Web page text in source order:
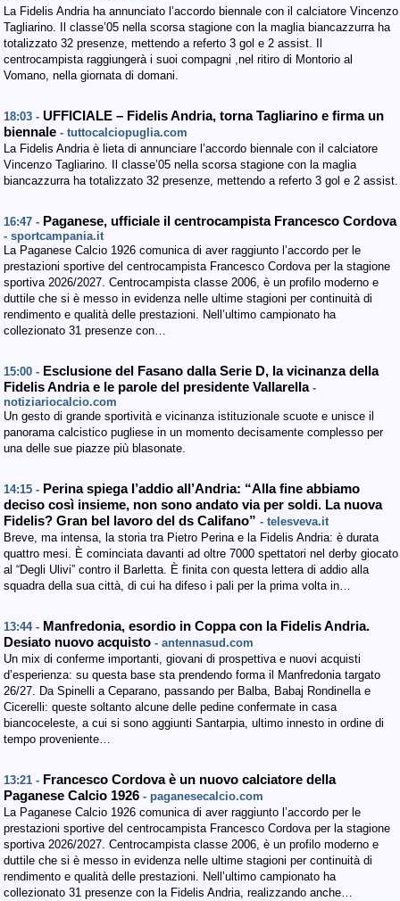
La Fidelis Andria ha annunciato l’accordo biennale con il calciatore Vincenzo
Tagliarino. Il classe’05 nella scorsa stagione con la maglia biancazzurra ha
totalizzato 32 presenze, mettendo a referto 3 gol e 2 assist. Il
centrocampista raggiungerà i suoi compagni ,nel ritiro di Montorio al
Vomano, nella giornata di domani.
18:03 - UFFICIALE – Fidelis Andria, torna Tagliarino e firma un
biennale - tuttocalciopuglia.com
La Fidelis Andria è lieta di annunciare l’accordo biennale con il calciatore
Vincenzo Tagliarino. Il classe’05 nella scorsa stagione con la maglia
biancazzurra ha totalizzato 32 presenze, mettendo a referto 3 gol e 2 assist.
16:47 - Paganese, ufficiale il centrocampista Francesco Cordova
- sportcampania.it
La Paganese Calcio 1926 comunica di aver raggiunto l’accordo per le
prestazioni sportive del centrocampista Francesco Cordova per la stagione
sportiva 2026/2027. Centrocampista classe 2006, è un profilo moderno e
duttile che si è messo in evidenza nelle ultime stagioni per continuità di
rendimento e qualità delle prestazioni. Nell’ultimo campionato ha
collezionato 31 presenze con…
15:00 - Esclusione del Fasano dalla Serie D, la vicinanza della
Fidelis Andria e le parole del presidente Vallarella -
notiziariocalcio.com
Un gesto di grande sportività e vicinanza istituzionale scuote e unisce il
panorama calcistico pugliese in un momento decisamente complesso per
una delle sue piazze più blasonate.
14:15 - Perina spiega l’addio all’Andria: “Alla fine abbiamo
deciso così insieme, non sono andato via per soldi. La nuova
Fidelis? Gran bel lavoro del ds Califano” - telesveva.it
Breve, ma intensa, la storia tra Pietro Perina e la Fidelis Andria: è durata
quattro mesi. È cominciata davanti ad oltre 7000 spettatori nel derby giocato
al “Degli Ulivi” contro il Barletta. È finita con questa lettera di addio alla
squadra della sua città, di cui ha difeso i pali per la prima volta in…
13:44 - Manfredonia, esordio in Coppa con la Fidelis Andria.
Desiato nuovo acquisto - antennasud.com
Un mix di conferme importanti, giovani di prospettiva e nuovi acquisti
d’esperienza: su questa base sta prendendo forma il Manfredonia targato
26/27. Da Spinelli a Ceparano, passando per Balba, Babaj Rondinella e
Cicerelli: queste soltanto alcune delle pedine confermate in casa
biancoceleste, a cui si sono aggiunti Santarpia, ultimo innesto in ordine di
tempo proveniente…
13:21 - Francesco Cordova è un nuovo calciatore della
Paganese Calcio 1926 - paganesecalcio.com
La Paganese Calcio 1926 comunica di aver raggiunto l’accordo per le
prestazioni sportive del centrocampista Francesco Cordova per la stagione
sportiva 2026/2027. Centrocampista classe 2006, è un profilo moderno e
duttile che si è messo in evidenza nelle ultime stagioni per continuità di
rendimento e qualità delle prestazioni. Nell’ultimo campionato ha
collezionato 31 presenze con la Fidelis Andria, realizzando anche…